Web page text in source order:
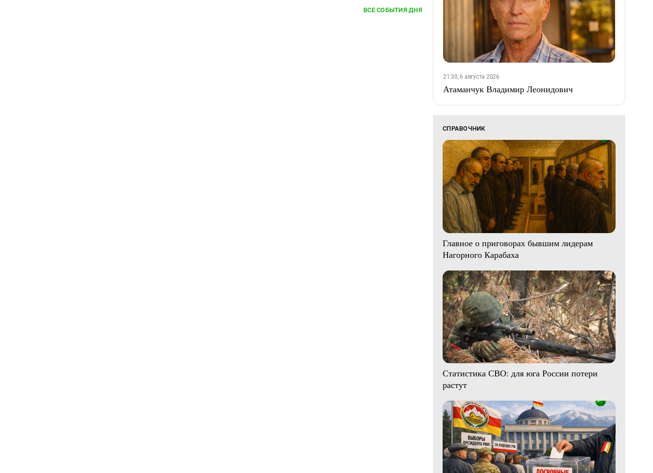
ВСЕ СОБЫТИЯ ДНЯ
21:30, 6 августа 2026
Атаманчук Владимир Леонидович
СПРАВОЧНИК
Главное о приговорах бывшим лидерам
Нагорного Карабаха
Статистика СВО: для юга России потери
растут